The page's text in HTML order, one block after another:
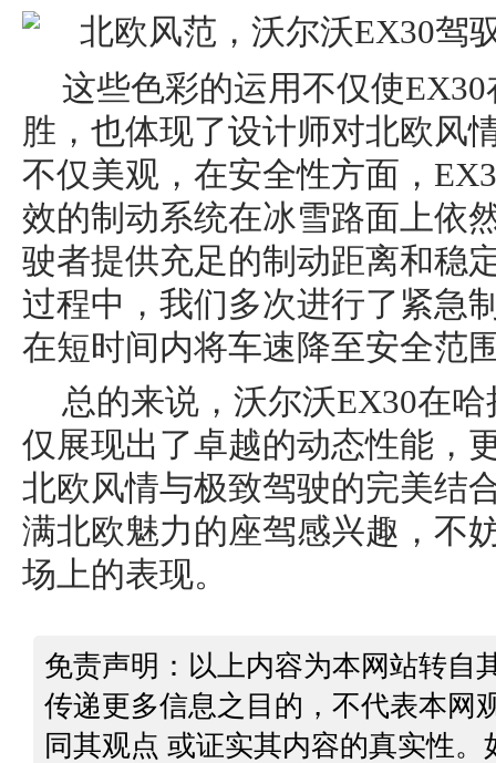
这些色彩的运用不仅使
胜，也体现了设计师对北欧风
不仅美观，在安全性方面，
效的制动系统在冰雪路面上依
驶者提供充足的制动距离和稳
过程中，我们多次进行了紧急
在短时间内将车速降至安全范
总的来说，沃尔沃EX30在
仅展现出了卓越的动态性能，
北欧风情与极致驾驶的完美结
满北欧魅力的座驾感兴趣，不
场上的表现。
免责声明：以上内容为本网站转自
传递更多信息之目的，不代表本网
同其观点 或证实其内容的真实性